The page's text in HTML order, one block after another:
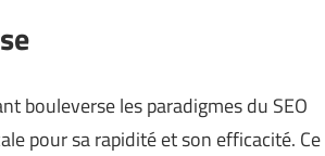
bouleverse les paradigmes du SEO
pour sa rapidité et son efficacité. Ce